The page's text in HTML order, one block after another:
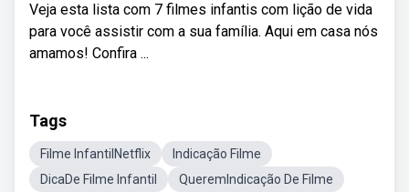
Veja esta lista com 7 filmes infantis com lição de vida
para você assistir com a sua família. Aqui em casa nós
amamos! Confira ...
Tags
Filme InfantilNetflix
Indicação Filme
DicaDe Filme Infantil
QueremIndicação De Filme